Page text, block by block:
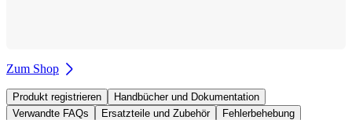
Zum Shop
Produkt registrieren
Handbücher und Dokumentation
Verwandte FAQs
Ersatzteile und Zubehör Fehlerbehebung